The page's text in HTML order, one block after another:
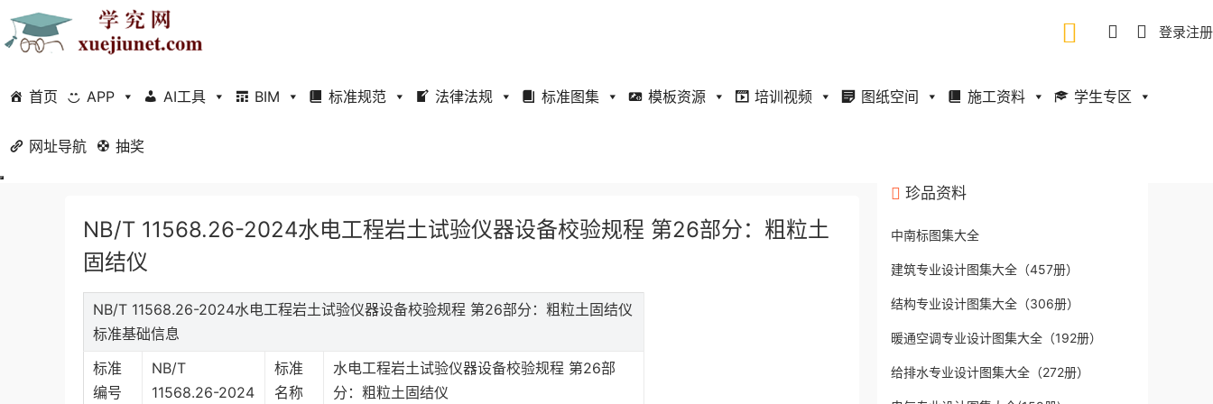
登录注册
首页 APP AI工具 BIM 标准规范 法律法规 标准图集 模板资源 培训视频 图纸空间 施工资料 学生专区
网址导航 抽奖
当前位置：首页
NB/T 11568.26-2024水电工程岩土试验仪器设备校验规程 第26部分：粗粒土
固结仪
NB/T 11568.26-2024水电工程岩土试验仪器设备校验规程 第26部分：粗粒土固结仪
标准基础信息
标准
编号
NB/T
11568.26-2024
标准
名称
水电工程岩土试验仪器设备校验规程 第26部
分：粗粒土固结仪
珍品资料
中南标图集大全
建筑专业设计图集大全（457册）
结构专业设计图集大全（306册）
暖通空调专业设计图集大全（192册）
给排水专业设计图集大全（272册）